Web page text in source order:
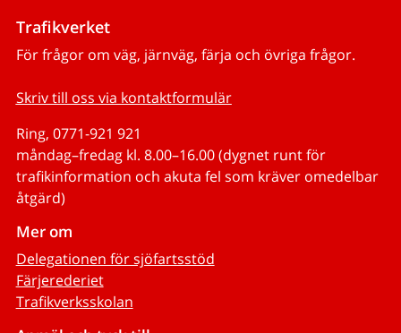
Trafikverket
För frågor om väg, järnväg, färja och övriga frågor.
Skriv till oss via kontaktformulär
Ring, 0771-921 921
måndag–fredag kl. 8.00–16.00 (dygnet runt för
trafikinformation och akuta fel som kräver omedelbar
åtgärd)
Mer om
Delegationen för sjöfartsstöd
Färjerederiet
Trafikverksskolan